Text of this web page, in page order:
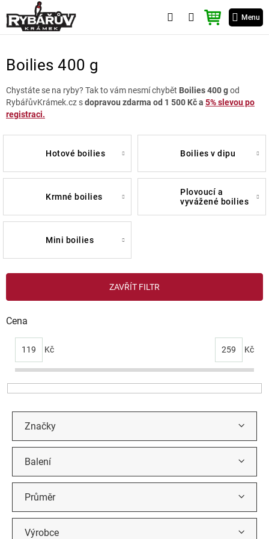
na
obsah
Menu
NÁKUPNÍ
KOŠÍK
Boilies 400 g
Chystáte se na ryby? Tak to vám nesmí chybět Boilies 400 god
RybářůvKrámek.cz sdopravou zdarma od 1 500 Kč a 5% slevou po
registraci.
hotové boilies boilies v dipu
krmné boilies
plovoucí a
vyvážené boilies
mini boilies
ZAVŘÍT FILTR
Cena
119 Kč 259 Kč
Značky
Balení
Průměr
Výrobce
V
p
i
d
u